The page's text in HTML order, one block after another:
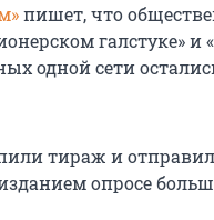
пишет, что
галстуке»
одной сети
тираж и
опросе